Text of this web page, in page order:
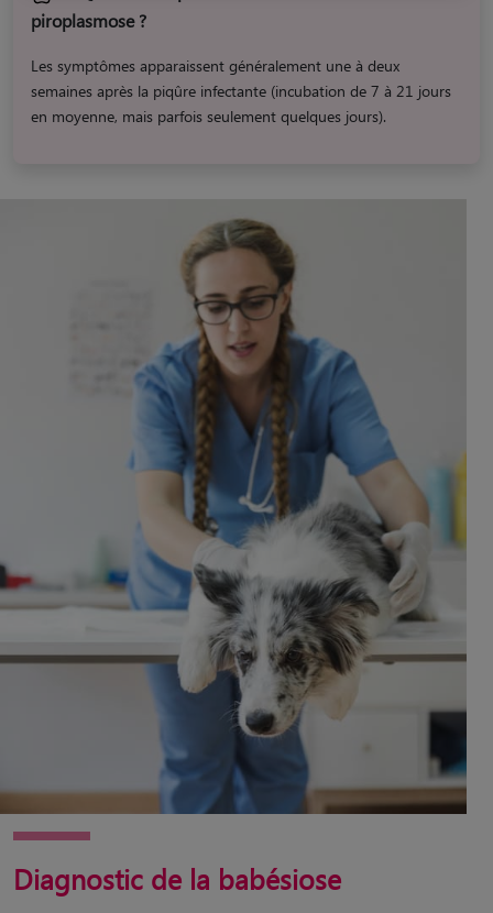
piroplasmose ?
Les symptômes apparaissent généralement une à deux
semaines après la piqûre infectante (incubation de 7 à 21 jours
en moyenne​, mais parfois seulement quelques jours).
Diagnostic de la babésiose